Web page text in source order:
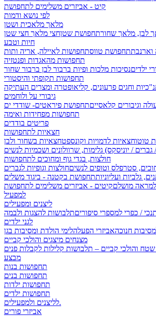
קיט - אביזרים משלימים לתחפושת
לפי נושא ודמות
מלאך מלאכית ושטן
לבן, מלאך שחורתחפושת שטןחצי מלאך חצי שטן
חיות וטבע
וארנבתתחפושת טווסתחפושות לאיילה, אריה ותות
תחפושות מהאגדות ופנטזיה
ילדיםנסיכות מלכות ופיות ברבור לבן ברבור שחור
תחפושות תקופתי והיסטורי
וחגים פרעונים, קליאופטרה ומצרים העתיקה
גיבורי על ולוחמים
וגיבורים קלאסייםתחפושת פיראטים- שודדי ים
תחפושות מפחידות ואימה
פריטים בודדים
חצאיות לתחפושות
טוטוחצאיות לדמויות וקונספטחצאיות בשחור ולבן
/ יוניסקס) גלימות, שרוולונים ושכמיות לנשים
חולצות, בגדי גוף ומחוכים לתחפושות
סטרפלס וטופים לנשיםחולצות וגופיות לגברים
גלביות ועליוניותתחפושת בקטנה - ביגוד משלים
מושלםקיטים - אביזרים משלימים לתחפושת
למפעיל
ליצנים ומפעילים
/ כפרי למספרי סיפוריםתלבושות להצגות ולבמה
לגני ילדים
חנוכהאביזרי הפעלהלימי הולדת ומסיבות בגן
מצנחים מיצגים והולכי קביים
מבצע
תחפושות בנות
תחפושות בנים
תחפושות ילדות
תחפושות ילדים
לליצנים ולמפעילים.
אביזרי פורים